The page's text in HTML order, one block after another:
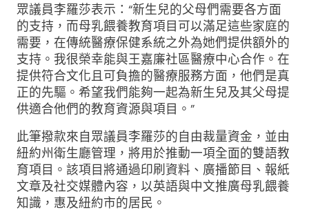
眾議員李羅莎表示：“新生兒的父母們需要各方面
的支持，而母乳餵養教育項目可以滿足這些家庭的
需要，在傳統醫療保健系統之外為她們提供額外的
支持。我很榮幸能與王嘉廉社區醫療中心合作。在
提供符合文化且可負擔的醫療服務方面，他們是真
正的先驅。希望我們能夠一起為新生兒及其父母提
供適合他們的教育資源與項目。”
此筆撥款來自眾議員李羅莎的自由裁量資金，並由
紐約州衛生廳管理，將用於推動一項全面的雙語教
育項目。該項目將通過印刷資料、廣播節目、報紙
文章及社交媒體內容，以英語與中文推廣母乳餵養
知識，惠及紐約市的居民。